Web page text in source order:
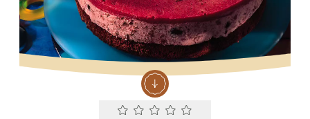
Current rating 0.0. Click to rate.